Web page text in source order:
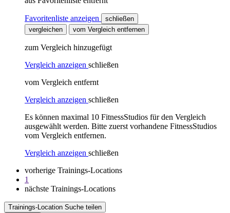
Favoritenliste anzeigen
schließen
vergleichen
vom Vergleich entfernen
zum Vergleich hinzugefügt
Vergleich anzeigen schließen
vom Vergleich entfernt
Vergleich anzeigen schließen
Es können maximal 10 FitnessStudios für den Vergleich
ausgewählt werden. Bitte zuerst vorhandene FitnessStudios
vom Vergleich entfernen.
Vergleich anzeigen schließen
vorherige Trainings-Locations
1
nächste Trainings-Locations
Trainings-Location Suche teilen